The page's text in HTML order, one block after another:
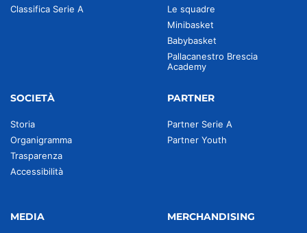
Classifica Serie A
Le squadre
Minibasket
Babybasket
Pallacanestro Brescia
Academy
SOCIETÀ
Storia
Organigramma
Trasparenza
Accessibilità
PARTNER
Partner Serie A
Partner Youth
MEDIA MERCHANDISING